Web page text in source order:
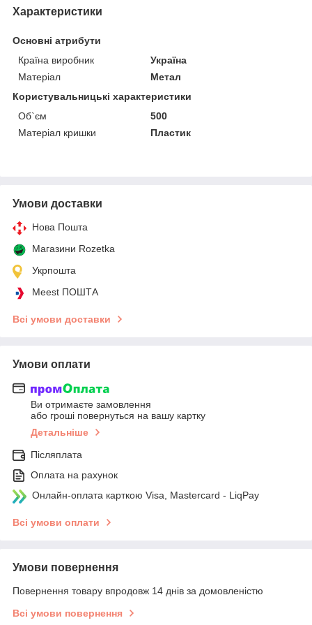
Характеристики
Основні атрибути
Країна виробник
Україна
Матеріал
Метал
Користувальницькі характеристики
Об`єм
500
Матеріал кришки
Пластик
Умови доставки
Нова Пошта
Магазини Rozetka
Укрпошта
Meest ПОШТА
Всі умови доставки
Умови оплати
Ви отримаєте замовлення
або гроші повернуться на вашу картку
Детальніше
Післяплата
Оплата на рахунок
Онлайн-оплата карткою Visa, Mastercard - LiqPay
Всі умови оплати
Умови повернення
Повернення товару впродовж 14 днів за домовленістю
Всі умови повернення